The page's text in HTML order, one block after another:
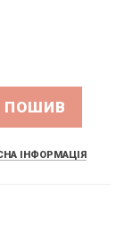
ПОШИВ
ІНФОРМАЦІЯ